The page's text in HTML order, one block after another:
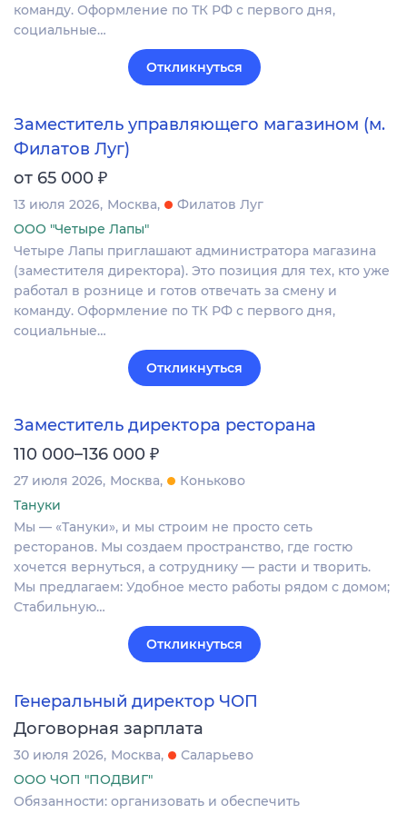
команду. Оформление по ТК РФ с первого дня,
социальные…
Откликнуться
Заместитель управляющего магазином (м.
Филатов Луг)
от 65 000 ₽
13 июля 2026 Москва
Филатов Луг
ООО "Четыре Лапы"
Четыре Лапы приглашают администратора магазина
(заместителя директора). Это позиция для тех, кто уже
работал в рознице и готов отвечать за смену и
команду. Оформление по ТК РФ с первого дня,
социальные…
Откликнуться
Заместитель директора ресторана
110 000–136 000 ₽
27 июля 2026 Москва
Коньково
Тануки
Мы — «Тануки», и мы строим не просто сеть
ресторанов. Мы создаем пространство, где гостю
хочется вернуться, а сотруднику — расти и творить.
Мы предлагаем: Удобное место работы рядом с домом;
Стабильную…
Откликнуться
Генеральный директор ЧОП
Договорная зарплата
30 июля 2026 Москва
Саларьево
ООО ЧОП "ПОДВИГ"
Обязанности: организовать и обеспечить